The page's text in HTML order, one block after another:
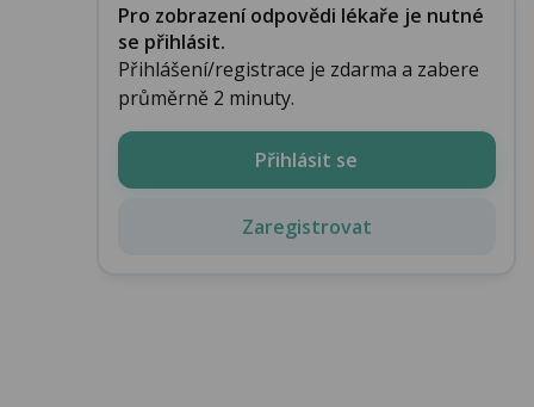
Pro zobrazení odpovědi lékaře je nutné
se přihlásit.
Přihlášení/registrace je zdarma a zabere
průměrně 2 minuty.
Přihlásit se
Zaregistrovat